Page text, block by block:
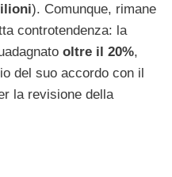
). Comunque, rimane
controtendenza: la
oltre il 20%,
del suo accordo con il
la revisione della